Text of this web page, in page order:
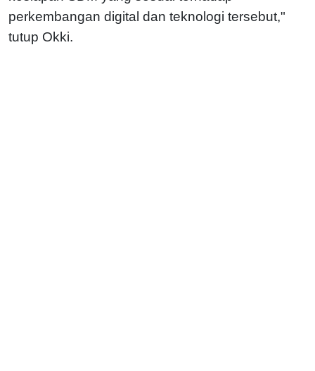
perkembangan digital dan teknologi tersebut,"
tutup Okki.